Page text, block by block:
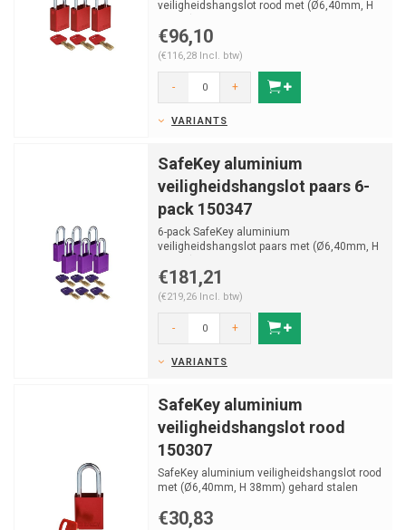
veiligheidshangslot rood met (Ø6,40mm, H
€96,10
(€116,28 Incl. btw)
- +
VARIANTS
SafeKey aluminium
veiligheidshangslot paars 6-
pack 150347
6-pack SafeKey aluminium
veiligheidshangslot paars met (Ø6,40mm, H
€181,21
(€219,26 Incl. btw)
- +
VARIANTS
SafeKey aluminium
veiligheidshangslot rood
150307
SafeKey aluminium veiligheidshangslot rood
met (Ø6,40mm, H 38mm) gehard stalen
€30,83